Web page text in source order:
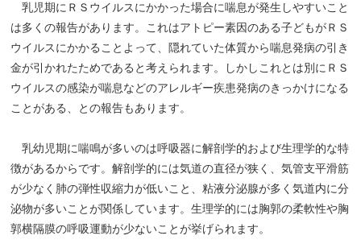
乳児期にＲＳウイルスにかかった場合に喘息が発生しやすいこと
は多くの報告があります。これはアトピー素因のある子どもがＲＳ
ウイルスにかかることよって、隠れていた体質から喘息発病の引き
金が引かれたためであると考えられます。しかしこれとは別にＲＳ
ウイルスの感染が喘息などのアレルギー疾患発病のきっかけになる
ことがある、との報告もあります。
乳幼児期に喘鳴が多いのは呼吸器に解剖学的および生理学的な特
徴があるからです。解剖学的には気道の直径が狭く、気管支平滑筋
が少なく肺の弾性収縮力が低いこと、粘液分泌腺が多く気道内に分
泌物が多いことが関係しています。生理学的には胸郭の柔軟性や胸
郭横隔膜の呼吸運動が少ないことが挙げられます。